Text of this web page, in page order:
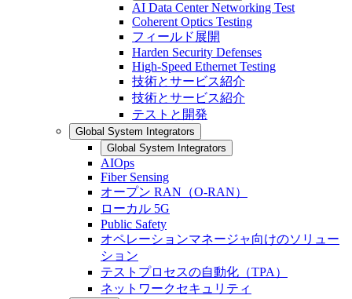
AI Data Center Networking Test
Coherent Optics Testing
フィールド展開
Harden Security Defenses
High-Speed Ethernet Testing
技術とサービス紹介
技術とサービス紹介
テストと開発
Global System Integrators
Global System Integrators
AIOps
Fiber Sensing
オープン RAN（O-RAN）
ローカル 5G
Public Safety
オペレーションマネージャ向けのソリュー
ション
テストプロセスの自動化（TPA）
ネットワークセキュリティ